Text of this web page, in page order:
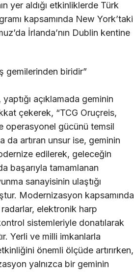
yer aldığı etkinliklerde Türk
kapsamında New York’taki
İrlanda’nın Dublin kentine
gemilerinden biridir”
açıklamada geminin
çekerek, “TCG Oruçreis,
operasyonel gücünü temsil
da artıran unsur ise, geminin
edilerek, geleceğin
başarıyla tamamlanan
sanayisinin ulaştığı
Modernizasyon kapsamında
elektronik harp
sistemleriyle donatılarak
Yerli ve milli imkanlarla
önemli ölçüde artırırken,
yalnızca bir geminin